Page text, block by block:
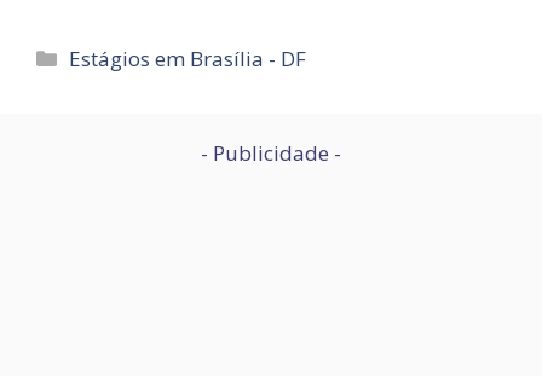
Categorias
Estágios em Brasília - DF
- Publicidade -